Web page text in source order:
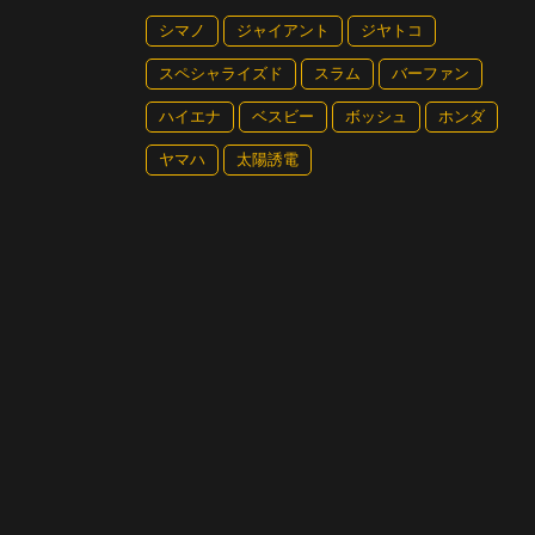
シマノ ジャイアント ジヤトコ
スペシャライズド スラム バーファン
ハイエナ ベスビー ボッシュ ホンダ
ヤマハ 太陽誘電